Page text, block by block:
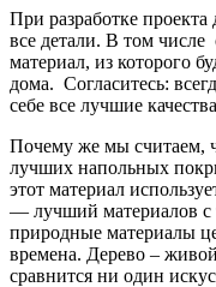
При разработке
все детали. В том числе
материал, из которого
дома. Согласитесь:
себе все лучшие
Почему же мы считаем,
лучших напольных
этот материал
— лучший материалов с
природные материалы
времена. Дерево –
сравнится ни один